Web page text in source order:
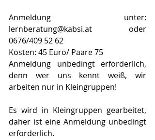
Anmeldung unter:
lernberatung@kabsi.at oder
0676/409 52 62
Kosten: 45 Euro/ Paare 75
Anmeldung unbedingt erforderlich,
denn wer uns kennt weiß, wir
arbeiten nur in Kleingruppen!
Es wird in Kleingruppen gearbeitet,
daher ist eine Anmeldung unbedingt
erforderlich.